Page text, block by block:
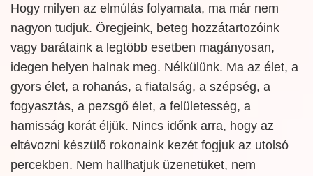
Hogy milyen az elmúlás folyamata, ma már nem
nagyon tudjuk. Öregjeink, beteg hozzátartozóink
vagy barátaink a legtöbb esetben magányosan,
idegen helyen halnak meg. Nélkülünk. Ma az élet, a
gyors élet, a rohanás, a fiatalság, a szépség, a
fogyasztás, a pezsgő élet, a felületesség, a
hamisság korát éljük. Nincs időnk arra, hogy az
eltávozni készülő rokonaink kezét fogjuk az utolsó
percekben. Nem hallhatjuk üzenetüket, nem